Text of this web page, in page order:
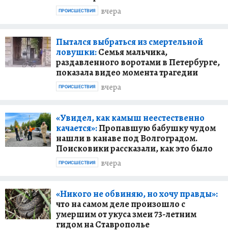
вчера
ПРОИСШЕСТВИЯ
Пытался выбраться из смертельной
ловушки:Семья мальчика,
раздавленного воротами в Петербурге,
показала видео момента трагедии
вчера
ПРОИСШЕСТВИЯ
«Увидел, как камыш неестественно
качается»:Пропавшую бабушку чудом
нашли в канаве под Волгоградом.
Поисковики рассказали, как это было
вчера
ПРОИСШЕСТВИЯ
«Никого не обвиняю, но хочу правды»:
что на самом деле произошло с
умершим от укуса змеи 73-летним
гидом на Ставрополье